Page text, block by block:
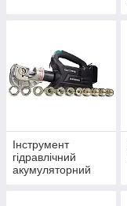
Інструмент
гідравлічний
акумуляторний